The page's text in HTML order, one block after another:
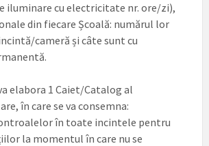
iluminare cu electricitate nr. ore/zi),
din fiecare Școală: numărul lor
cameră și câte sunt cu
elabora 1 Caiet/Catalog al
în care se va consemna:
în toate incintele pentru
la momentul în care nu se